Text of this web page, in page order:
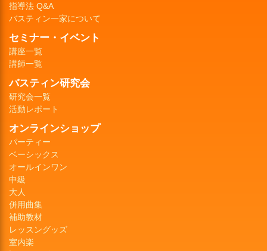
指導法 Q&A
バスティン一家について
セミナー・イベント
講座一覧
講師一覧
バスティン研究会
研究会一覧
活動レポート
オンラインショップ
パーティー
ベーシックス
オールインワン
中級
大人
併用曲集
補助教材
レッスングッズ
室内楽